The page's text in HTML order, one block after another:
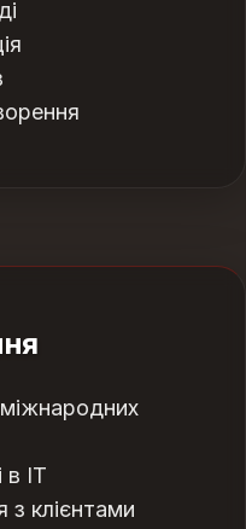
в IT
з клієнтами